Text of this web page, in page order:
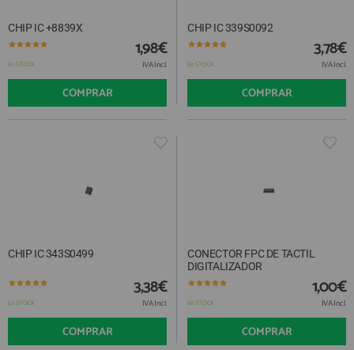
CHIP IC +8839X
En STOCK
1,98€
IVA Incl.
COMPRAR
CHIP IC 339S0092
En STOCK
3,78€
IVA Incl.
COMPRAR
CHIP IC 343S0499
En STOCK
3,38€
IVA Incl.
COMPRAR
CONECTOR FPC DE TACTIL
DIGITALIZADOR
En STOCK
1,00€
IVA Incl.
COMPRAR